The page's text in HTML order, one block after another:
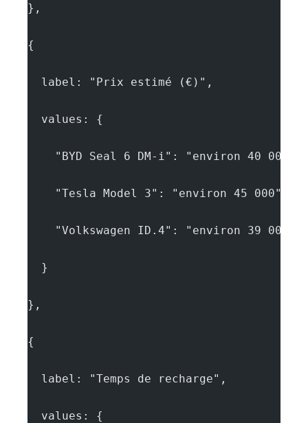
},
{
  label: "Prix estimé (€)",
  values: {
    "BYD Seal 6 DM-i": "environ 40 000",
    "Tesla Model 3": "environ 45 000",
    "Volkswagen ID.4": "environ 39 000"
  }
},
{
  label: "Temps de recharge",
  values: {